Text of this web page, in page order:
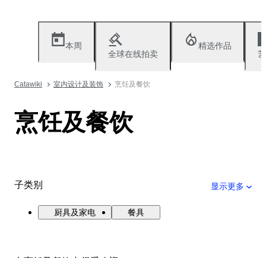
本周
全球在线拍卖
精选作品
Catawiki 室内设计及装饰 烹饪及餐饮
烹饪及餐饮
子类别 显示更多
厨具及家电 餐具